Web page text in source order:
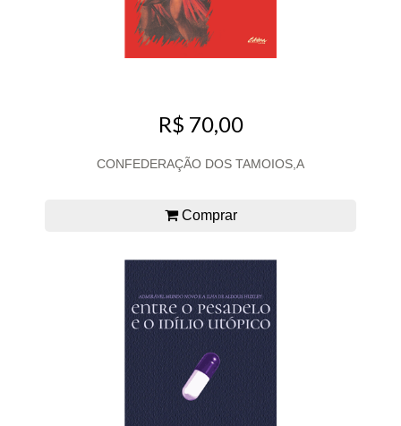
R$ 70,00
CONFEDERAÇÃO DOS TAMOIOS,A
Comprar